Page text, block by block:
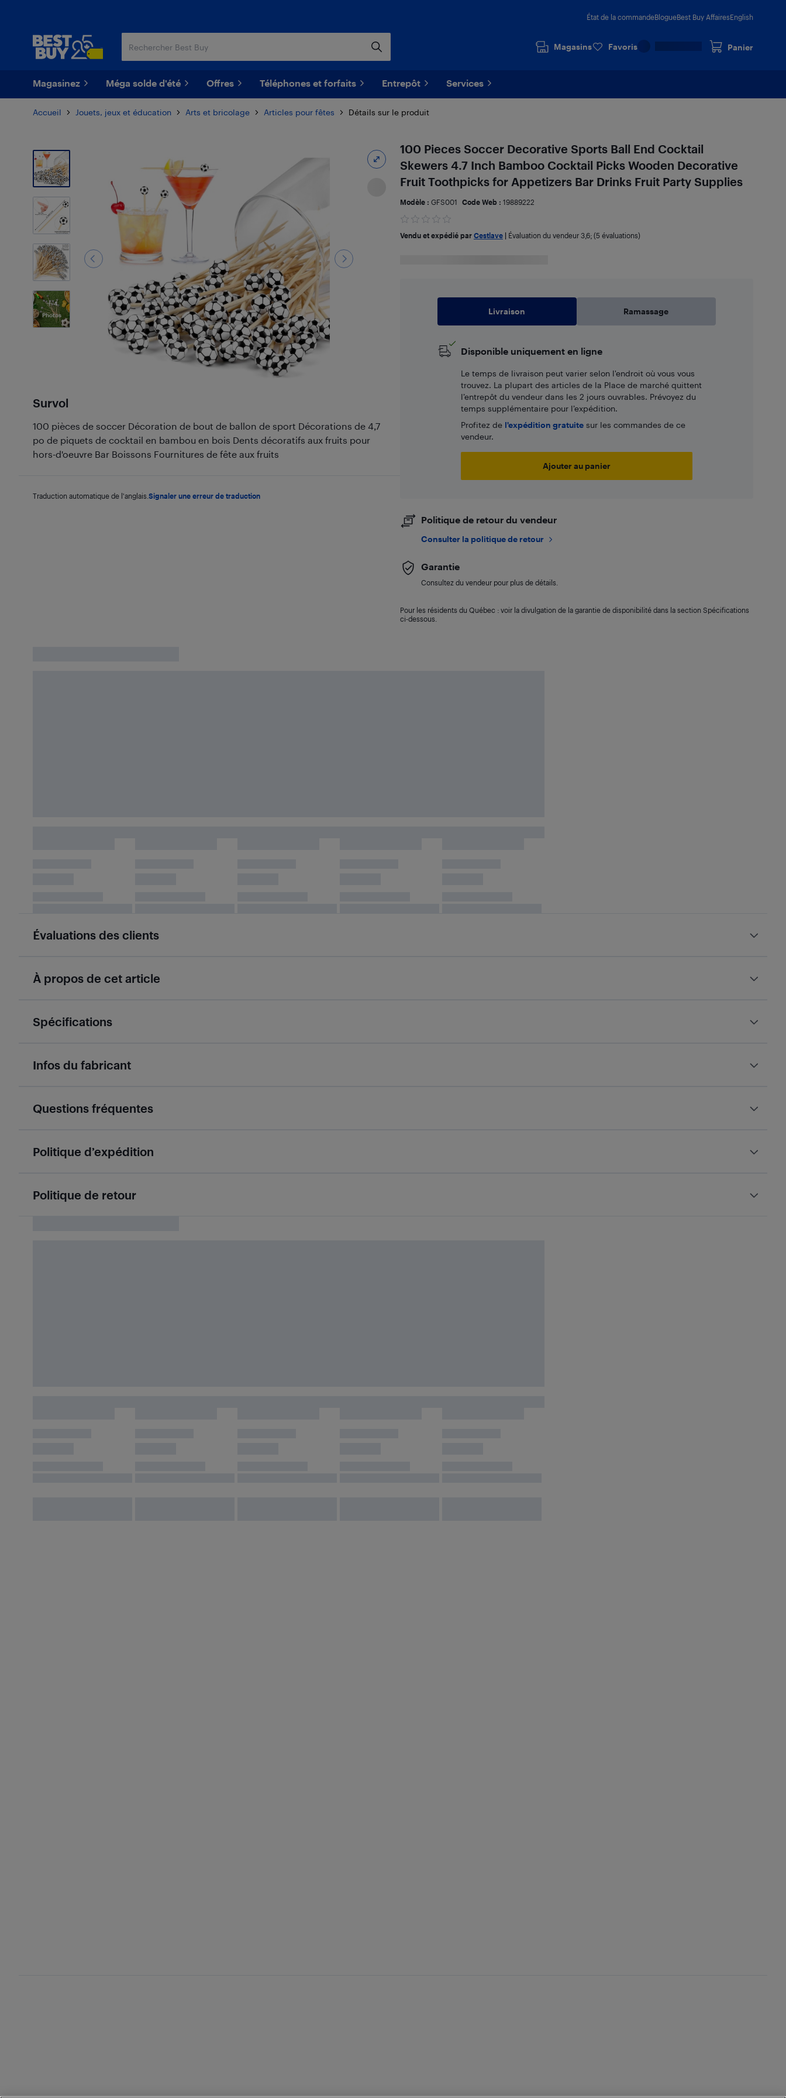
État de la commandeBlogueBest Buy AffairesEnglish
Magasins Favoris Panier
Magasinez Méga solde d'été Offres Téléphones et forfaits Entrepôt Services
Accueil Jouets, jeux et éducation Arts et bricolage Articles pour fêtes Détails sur le produit
4
Photos
Survol
100 pièces de soccer Décoration de bout de ballon de sport Décorations de 4,7
po de piquets de cocktail en bambou en bois Dents décoratifs aux fruits pour
hors-d'oeuvre Bar Boissons Fournitures de fête aux fruits
Traduction automatique de l'anglais. Signaler une erreur de traduction
100 Pieces Soccer Decorative Sports Ball End Cocktail
Skewers 4.7 Inch Bamboo Cocktail Picks Wooden Decorative
Fruit Toothpicks for Appetizers Bar Drinks Fruit Party Supplies
Modèle : GFS001 Code Web : 19889222
Vendu et expédié par Cestlave| Évaluation du vendeur 3,6; (5 évaluations)
Livraison Ramassage
Disponible uniquement en ligne
Le temps de livraison peut varier selon l'endroit où vous vous
trouvez. La plupart des articles de la Place de marché quittent
l’entrepôt du vendeur dans les 2 jours ouvrables. Prévoyez du
temps supplémentaire pour l’expédition.
Profitez de l'expédition gratuitesur les commandes de ce
vendeur.
Ajouter au panier
Politique de retour du vendeur
Consulter la politique de retour
Garantie
Consultez du vendeur pour plus de détails.
Pour les résidents du Québec : voir la divulgation de la garantie de disponibilité dans la section Spécifications
ci-dessous.
Évaluations des clients
À propos de cet article
Spécifications
Infos du fabricant
Questions fréquentes
Politique d’expédition
Politique de retour